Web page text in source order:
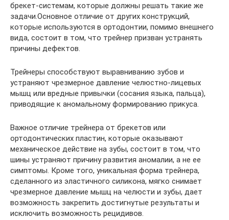
брекет-системам, которые должны решать такие же
задачи.Основное отличие от других конструкций,
которые используются в ортодонтии, помимо внешнего
вида, состоит в том, что трейнер призван устранять
причины дефектов.
Трейнеры способствуют выравниванию зубов и
устраняют чрезмерное давление челюстно-лицевых
мышц или вредные привычки (сосания языка, пальца),
приводящие к аномальному формированию прикуса.
Важное отличие трейнера от брекетов или
ортодонтических пластин, которые оказывают
механическое действие на зубы, состоит в том, что
шины устраняют причину развития аномалии, а не ее
симптомы. Кроме того, уникальная форма трейнера,
сделанного из эластичного силикона, мягко снимает
чрезмерное давление мышц на челюсти и зубы, дает
возможность закрепить достигнутые результаты и
исключить возможность рецидивов.